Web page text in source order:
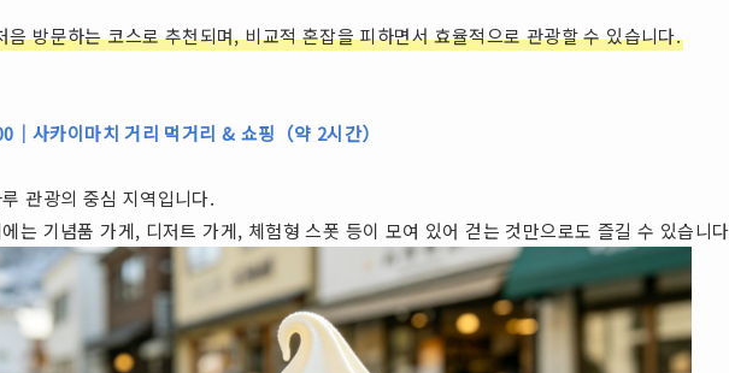
음 방문하는 코스로 추천되며, 비교적 혼잡을 피하면서 효율적으로 관광할 수 있습니다.
｜사카이마치 거리 먹거리 & 쇼핑（약 2시간）
관광의 중심 지역입니다.
에는 기념품 가게, 디저트 가게, 체험형 스폿 등이 모여 있어 걷는 것만으로도 즐길 수 있습니